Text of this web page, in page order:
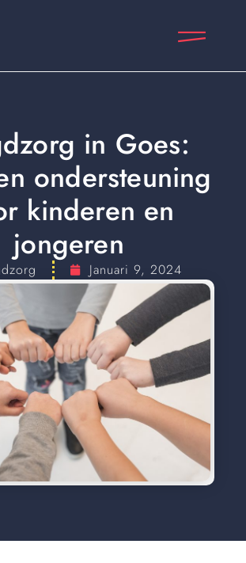
in Goes:
ondersteuning
kinderen en
jongeren
Januari 9, 2024